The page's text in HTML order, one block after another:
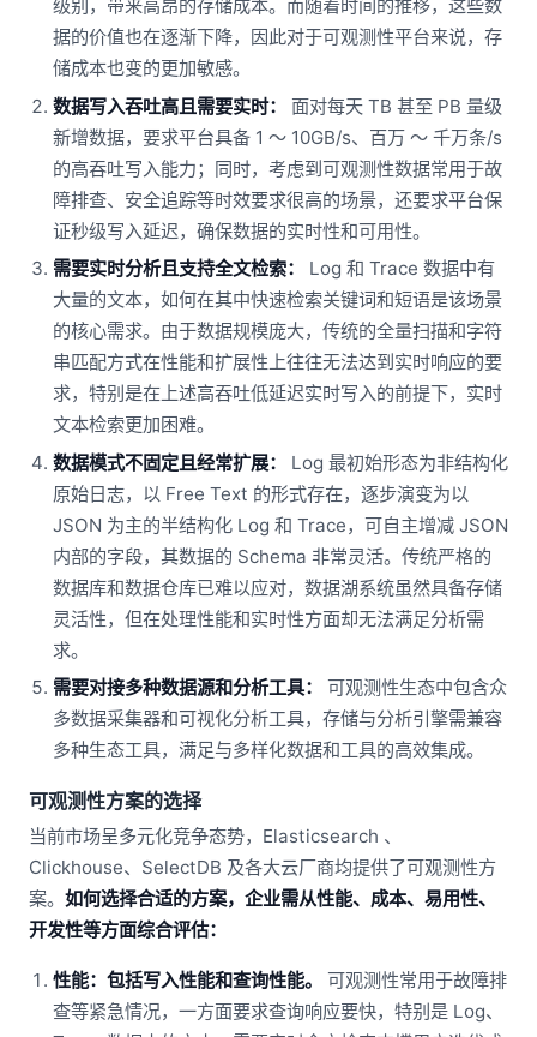
级别，带来高昂的存储成本。而随着时间的推移，这些数
据的价值也在逐渐下降，因此对于可观测性平台来说，存
储成本也变的更加敏感。
数据写入吞吐高且需要实时：
面对每天 TB 甚至 PB 量级
新增数据，要求平台具备 1 ～ 10GB/s、百万 ～ 千万条/s
的高吞吐写入能力；同时，考虑到可观测性数据常用于故
障排查、安全追踪等时效要求很高的场景，还要求平台保
证秒级写入延迟，确保数据的实时性和可用性。
需要实时分析且支持全文检索：
Log 和 Trace 数据中有
大量的文本，如何在其中快速检索关键词和短语是该场景
的核心需求。由于数据规模庞大，传统的全量扫描和字符
串匹配方式在性能和扩展性上往往无法达到实时响应的要
求，特别是在上述高吞吐低延迟实时写入的前提下，实时
文本检索更加困难。
数据模式不固定且经常扩展：
Log 最初始形态为非结构化
原始日志，以 Free Text 的形式存在，逐步演变为以
JSON 为主的半结构化 Log 和 Trace，可自主增减 JSON
内部的字段，其数据的 Schema 非常灵活。传统严格的
数据库和数据仓库已难以应对，数据湖系统虽然具备存储
灵活性，但在处理性能和实时性方面却无法满足分析需
求。
需要对接多种数据源和分析工具：
可观测性生态中包含众
多数据采集器和可视化分析工具，存储与分析引擎需兼容
多种生态工具，满足与多样化数据和工具的高效集成。
可观测性方案的选择
当前市场呈多元化竞争态势，Elasticsearch 、
Clickhouse、SelectDB 及各大云厂商均提供了可观测性方
案。 如何选择合适的方案，企业需从性能、成本、易用性、
开发性等方面综合评估：
性能：包括写入性能和查询性能。
可观测性常用于故障排
查等紧急情况，一方面要求查询响应要快，特别是 Log、